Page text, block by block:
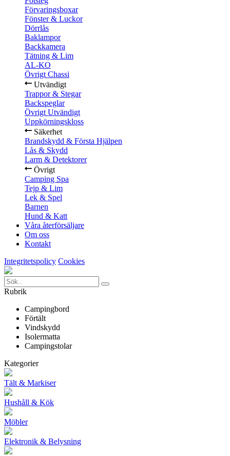
Förvaringsboxar
Fönster & Luckor
Dörrlås
Baklampor
Backkamera
Tätning & Lim
AL-KO
Övrigt Chassi
Utvändigt
Trappor & Stegar
Backspeglar
Övrigt Utvändigt
Uppkörningskloss
Säkerhet
Brandskydd & Första Hjälpen
Lås & Skydd
Larm & Detektorer
Övrigt
Camping Spa
Tejp & Lim
Lek & Spel
Barnen
Hund & Katt
Våra återförsäljare
Om oss
Kontakt
Integritetspolicy Cookies
Rubrik
Campingbord
Förtält
Vindskydd
Isolermatta
Campingstolar
Kategorier
Tält & Markiser
Hushåll & Kök
Möbler
Elektronik & Belysning